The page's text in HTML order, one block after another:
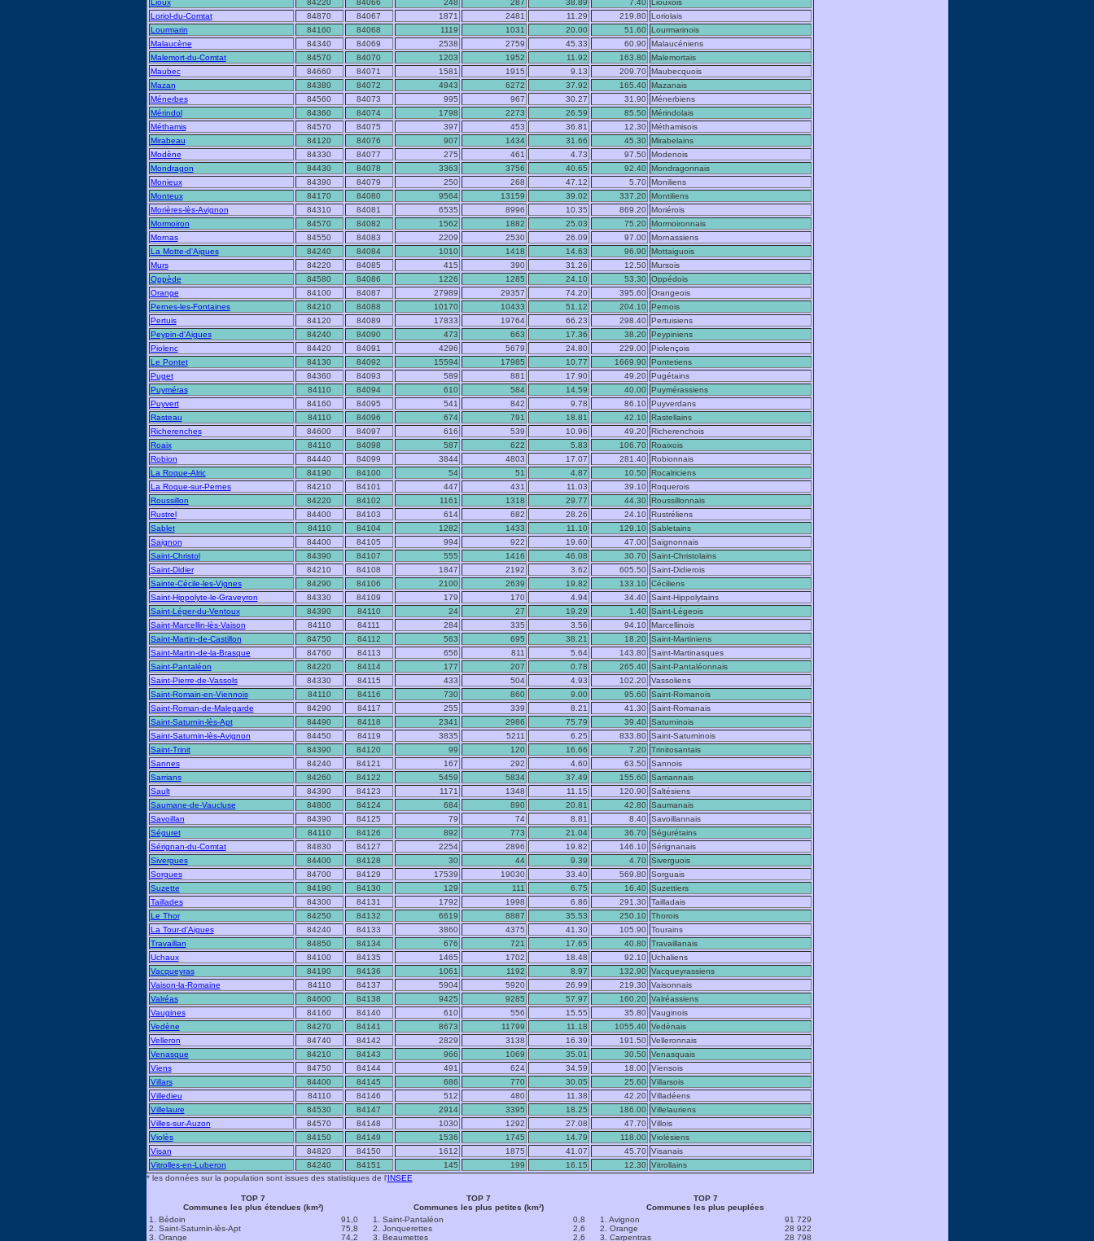
Lioux
84220 84066 248 287 38.89 7.40
Liouxois
Loriol-du-Comtat
84870 84067 1871 2481 11.29 219.80
Loriolais
Lourmarin
84160 84068 1119 1031 20.00 51.60
Lourmarinois
Malaucène
84340 84069 2538 2759 45.33 60.90
Malaucéniens
Malemort-du-Comtat
84570 84070 1203 1952 11.92 163.80
Malemortais
Maubec
84660 84071 1581 1915 9.13 209.70
Maubecquois
Mazan
84380 84072 4943 6272 37.92 165.40
Mazanais
Ménerbes
84560 84073 995 967 30.27 31.90
Ménerbiens
Mérindol
84360 84074 1798 2273 26.59 85.50
Mérindolais
Méthamis
84570 84075 397 453 36.81 12.30
Méthamisois
Mirabeau
84120 84076 907 1434 31.66 45.30
Mirabelains
Modène
84330 84077 275 461 4.73 97.50
Modenois
Mondragon
84430 84078 3363 3756 40.65 92.40
Mondragonnais
Monieux
84390 84079 250 268 47.12 5.70
Moniliens
Monteux
84170 84080 9564 13159 39.02 337.20
Montiliens
Morières-lès-Avignon
84310 84081 6535 8996 10.35 869.20
Moriérois
Mormoiron
84570 84082 1562 1882 25.03 75.20
Mormoironnais
Mornas
84550 84083 2209 2530 26.09 97.00
Mornassiens
La Motte-d'Aigues
84240 84084 1010 1418 14.63 96.90
Mottaiguois
Murs
84220 84085 415 390 31.26 12.50
Mursois
Oppède
84580 84086 1226 1285 24.10 53.30
Oppédois
Orange
84100 84087 27989 29357 74.20 395.60 Orangeois
Pernes-les-Fontaines
84210 84088 10170 10433 51.12 204.10
Pernois
Pertuis
84120 84089 17833 19764 66.23 298.40
Pertuisiens
Peypin-d'Aigues
84240 84090 473 663 17.36 38.20
Peypiniens
Piolenc
84420 84091 4296 5679 24.80 229.00
Piolençois
Le Pontet
84130 84092 15594 17985 10.77 1669.90
Pontetiens
Puget
84360 84093 589 881 17.90 49.20
Pugétains
Puyméras
84110 84094 610 584 14.59 40.00
Puymérassiens
Puyvert
84160 84095 541 842 9.78 86.10
Puyverdans
Rasteau
84110 84096 674 791 18.81 42.10
Rastellains
Richerenches
84600 84097 616 539 10.96 49.20
Richerenchois
Roaix
84110 84098 587 622 5.83 106.70
Roaixois
Robion
84440 84099 3844 4803 17.07 281.40
Robionnais
La Roque-Alric
84190 84100 54 51 4.87 10.50
Rocalriciens
La Roque-sur-Pernes
84210 84101 447 431 11.03 39.10
Roquerois
Roussillon
84220 84102 1161 1318 29.77 44.30
Roussillonnais
Rustrel
84400 84103 614 682 28.26 24.10
Rustréliens
Sablet
84110 84104 1282 1433 11.10 129.10
Sabletains
Saignon
84400 84105 994 922 19.60 47.00 Saignonnais
Saint-Christol
84390 84107 555 1416 46.08 30.70
Saint-Christolains
Saint-Didier
84210 84108 1847 2192 3.62 605.50 Saint-Didierois
Sainte-Cécile-les-Vignes
84290 84106 2100 2639 19.82 133.10
Céciliens
Saint-Hippolyte-le-Graveyron
84330 84109 179 170 4.94 34.40 Saint-Hippolytains
Saint-Léger-du-Ventoux
84390 84110 24 27 19.29 1.40
Saint-Légeois
Saint-Marcellin-lès-Vaison
84110 84111 284 335 3.56 94.10
Marcellinois
Saint-Martin-de-Castillon
84750 84112 563 695 38.21 18.20
Saint-Martiniens
Saint-Martin-de-la-Brasque
84760 84113 656 811 5.64 143.80 Saint-Martinasques
Saint-Pantaléon
84220 84114 177 207 0.78 265.40
Saint-Pantaléonnais
Saint-Pierre-de-Vassols
84330 84115 433 504 4.93 102.20 Vassoliens
Saint-Romain-en-Viennois
84110 84116 730 860 9.00 95.60
Saint-Romanois
Saint-Roman-de-Malegarde
84290 84117 255 339 8.21 41.30 Saint-Romanais
Saint-Saturnin-lès-Apt
84490 84118 2341 2986 75.79 39.40
Saturninois
Saint-Saturnin-lès-Avignon
84450 84119 3835 5211 6.25 833.80 Saint-Saturninois
Saint-Trinit
84390 84120 99 120 16.66 7.20
Trinitosantais
Sannes
84240 84121 167 292 4.60 63.50 Sannois
Sarrians
84260 84122 5459 5834 37.49 155.60
Sarriannais
Sault
84390 84123 1171 1348 11.15 120.90 Saltésiens
Saumane-de-Vaucluse
84800 84124 684 890 20.81 42.80
Saumanais
Savoillan
84390 84125 79 74 8.81 8.40 Savoillannais
Séguret
84110 84126 892 773 21.04 36.70
Ségurétains
Sérignan-du-Comtat
84830 84127 2254 2896 19.82 146.10 Sérignanais
Sivergues
84400 84128 30 44 9.39 4.70
Siverguois
Sorgues
84700 84129 17539 19030 33.40 569.80 Sorguais
Suzette
84190 84130 129 111 6.75 16.40
Suzettiers
Taillades
84300 84131 1792 1998 6.86 291.30 Tailladais
Le Thor
84250 84132 6619 8887 35.53 250.10
Thorois
La Tour-d'Aigues
84240 84133 3860 4375 41.30 105.90 Tourains
Travaillan
84850 84134 676 721 17.65 40.80
Travaillanais
Uchaux
84100 84135 1465 1702 18.48 92.10 Uchaliens
Vacqueyras
84190 84136 1061 1192 8.97 132.90
Vacqueyrassiens
Vaison-la-Romaine
84110 84137 5904 5920 26.99 219.30 Vaisonnais
Valréas
84600 84138 9425 9285 57.97 160.20
Valréassiens
Vaugines
84160 84140 610 556 15.55 35.80 Vauginois
Vedène
84270 84141 8673 11799 11.18 1055.40
Vedènais
Velleron
84740 84142 2829 3138 16.39 191.50 Velleronnais
Venasque
84210 84143 966 1069 35.01 30.50
Venasquais
Viens
84750 84144 491 624 34.59 18.00 Viensois
Villars
84400 84145 686 770 30.05 25.60
Villarsois
Villedieu
84110 84146 512 480 11.38 42.20 Villadéens
Villelaure
84530 84147 2914 3395 18.25 186.00
Villelauriens
Villes-sur-Auzon
84570 84148 1030 1292 27.08 47.70 Villois
Violès
84150 84149 1536 1745 14.79 118.00
Violésiens
Visan
84820 84150 1612 1875 41.07 45.70 Visanais
Vitrolles-en-Luberon
84240 84151 145 199 16.15 12.30
Vitrollains
* les données sur la population sont issues des statistiques de l'INSEE
TOP 7
Communes les plus étendues (km²)
TOP 7
Communes les plus petites (km²)
TOP 7
Communes les plus peuplées
1. Bédoin
2. Saint-Saturnin-lès-Apt
3. Orange
91,0
75,8
74,2
1. Saint-Pantaléon
2. Jonquerettes
3. Beaumettes
0,8
2,6
2,6
1. Avignon
2. Orange
3. Carpentras
91 729
28 922
28 798